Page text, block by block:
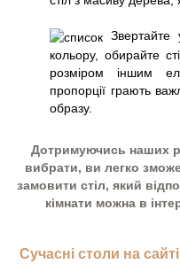
кольору, обирайте
розміром іншим
пропорції грають
образу.
Дотримуючись наших
вибрати, ви легко
замовити стіл, який
кімнати можна в
Сучасні столи на